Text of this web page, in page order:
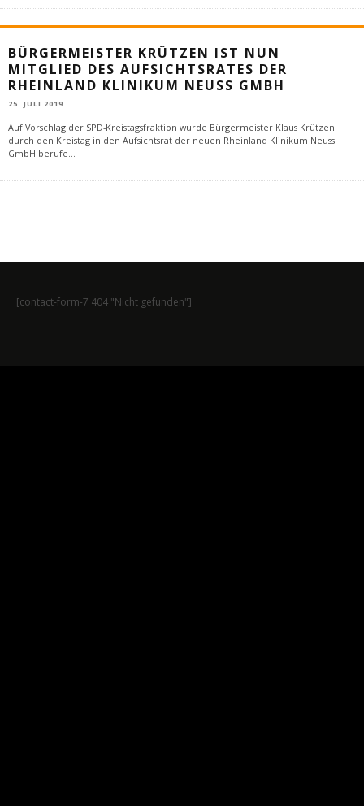
BÜRGERMEISTER KRÜTZEN IST NUN
MITGLIED DES AUFSICHTSRATES DER
RHEINLAND KLINIKUM NEUSS GMBH
25. JULI 2019
Auf Vorschlag der SPD-Kreistagsfraktion wurde Bürgermeister Klaus Krützen
durch den Kreistag in den Aufsichtsrat der neuen Rheinland Klinikum Neuss
GmbH berufe
[contact-form-7 404 "Nicht gefunden"]